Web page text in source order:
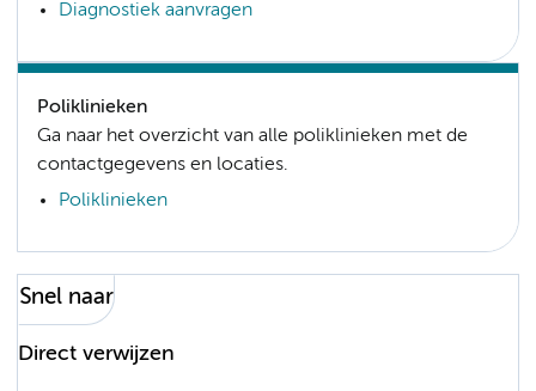
Diagnostiek aanvragen
Poliklinieken
Ga naar het overzicht van alle poliklinieken met de
contactgegevens en locaties.
Poliklinieken
Snel naar
Direct verwijzen